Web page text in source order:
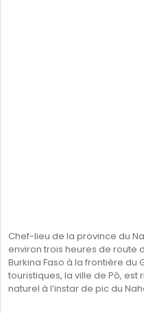
Chef-lieu de la province du
environ trois heures de route
Burkina Faso à la frontière du
touristiques, la ville de Pô,
naturel à l’instar de pic du